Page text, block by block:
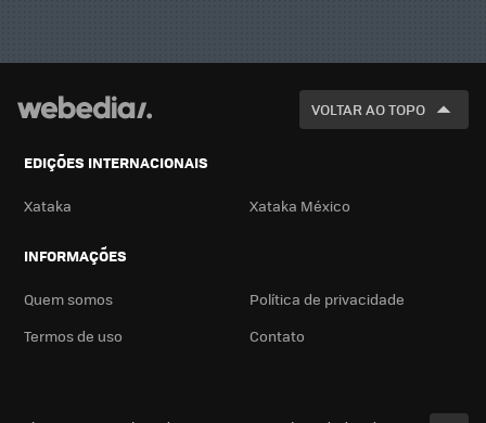
VOLTAR AO TOPO
EDIÇÕES INTERNACIONAIS
Xataka Xataka México
INFORMAÇÕES
Quem somos
Política de privacidade
Termos de uso
Contato